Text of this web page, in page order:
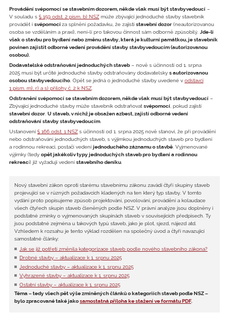
Provádění svépomocí se stavebním dozorem, někde však musí být stavbyvedoucí –
V souladu s § 159 odst. 2 písm. b) NSZ může zbývající jednoduché stavby stavebník
provádět i svépomocíza splnění požadavku, že zajistí stavební dozor (neautorizovanou
osoba se vzděláním a praxí), není-li pro takovou činnost sám odborně způsobilý. Jde-li
však o stavbu pro bydlení nebo změnu stavby, která je kulturní památkou, je stavebník
povinen zajistit odborné vedení provádění stavby stavbyvedoucím (autorizovanou
osobou).
Dodavatelské odstraňování jednoduchých staveb – nově s účinností od 1. srpna
2025 musí být určité jednoduché stavby odstraňovány dodavatelsky s autorizovanou
osobou stavbyvedoucího . Opět se jedná o jednoduché stavby uvedené v odstavci
1 písm. m), r) a s) přílohy č. 2 k NSZ
Odstranění svépomocí se stavebním dozorem, někde však musí být stavbyvedoucí –
Zbývající jednoduché stavby může stavebník odstraňovat svépomocí , pokud zajistí
stavební dozor U staveb, v nichž je obsažen azbest, zajistí odborné vedení
odstraňování stavby stavbyvedoucím
Ustanovení § 166 odst. 1 NSZ s účinností od 1. srpna 2025 nově stanoví, že při provádění
nebo odstraňování jednoduchých staveb, s výjimkou jednoduchých staveb pro bydlení
a rodinnou rekreaci, postačí vedení jednoduchého záznamu o stavbě . Vyjmenované
výjimky (tedy opět jakékoliv typy jednoduchých staveb pro bydlení a rodinnou
rekreaci) již vyžadují vedení stavebního deníku
Nový stavební zákon oproti starému stavebnímu zákonu zavádí čtyři skupiny staveb
projevující se v různých požadavcích kladených na ten který typ stavby. V tomto
vydání proto popisujeme způsob projektování, povolování, provádění a kolaudace
všech čtyřech skupin staveb členěných podle NSZ. V právní analýze jsou doplněny i
podstatné zmínky o vyjmenovaných skupinách staveb v souvisejících předpisech. Ty
jsou podstatné zejména u takových typů staveb, jako je plot, sjezd, nájezd atd.
Vzhledem k rozsahu je tento výklad rozdělen na společný úvod a čtyři navazující
samostatné články:
Jak se již potřetí změnila kategorizace staveb podle nového stavebního zákona?
Drobné stavby – aktualizace k 1. srpnu 2025
Jednoduché stavby – aktualizace k 1. srpnu 2025
Vyhrazené stavby – aktualizace k 1. srpnu 2025
Ostatní stavby – aktualizace k 1. srpnu 2025
Téma – tedy všech pět výše zmíněných článků o kategoriích staveb podle NSZ –
bylo zpracované také jakosamostatná příloha ke stažení ve formátu PDF.